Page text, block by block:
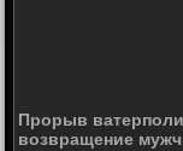
Прорыв
возвращение